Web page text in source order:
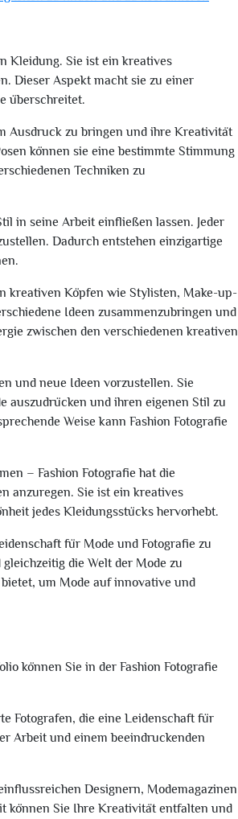
Kleidung. Sie ist ein kreatives
Dieser Aspekt macht sie zu einer
überschreitet.
Ausdruck zu bringen und ihre Kreativität
können sie eine bestimmte Stimmung
Techniken zu
in seine Arbeit einfließen lassen. Jeder
Dadurch entstehen einzigartige
kreativen Köpfen wie Stylisten, Make-up-
Ideen zusammenzubringen und
zwischen den verschiedenen kreativen
und neue Ideen vorzustellen. Sie
auszudrücken und ihren eigenen Stil zu
Weise kann Fashion Fotografie
– Fashion Fotografie hat die
anzuregen. Sie ist ein kreatives
jedes Kleidungsstücks hervorhebt.
für Mode und Fotografie zu
die Welt der Mode zu
um Mode auf innovative und
können Sie in der Fashion Fotografie
Fotografen, die eine Leidenschaft für
Arbeit und einem beeindruckenden
Designern, Modemagazinen
können Sie Ihre Kreativität entfalten und